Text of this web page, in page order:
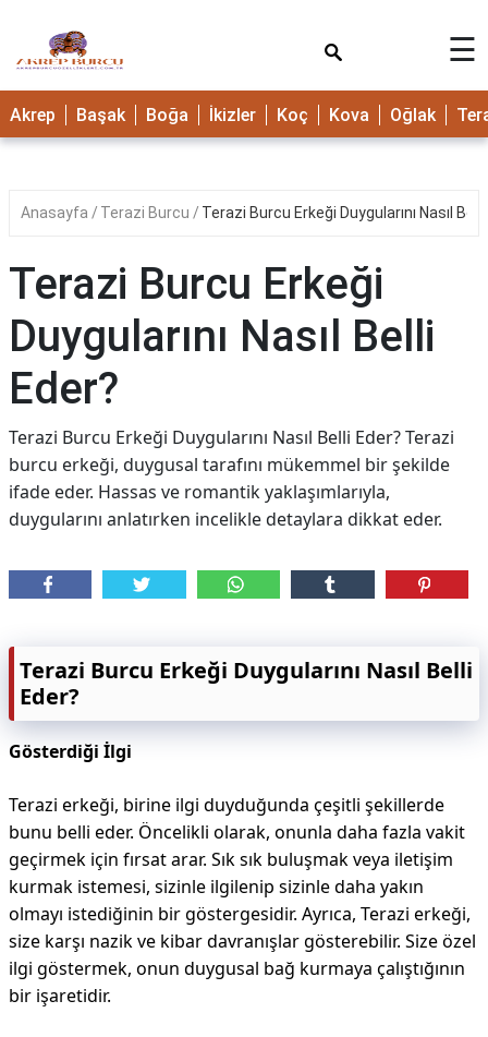
☰
Akrep Başak Boğa İkizler Koç Kova Oğlak
Anasayfa Terazi Burcu Terazi Burcu Erkeği Duygularını Nasıl
Terazi Burcu Erkeği
Duygularını Nasıl Belli
Eder?
Terazi Burcu Erkeği Duygularını Nasıl Belli Eder? Terazi
burcu erkeği, duygusal tarafını mükemmel bir şekilde
ifade eder. Hassas ve romantik yaklaşımlarıyla,
duygularını anlatırken incelikle detaylara dikkat eder.
Terazi Burcu Erkeği Duygularını Nasıl Belli
Eder?
Gösterdiği İlgi
Terazi erkeği, birine ilgi duyduğunda çeşitli şekillerde
bunu belli eder. Öncelikli olarak, onunla daha fazla vakit
geçirmek için fırsat arar. Sık sık buluşmak veya iletişim
kurmak istemesi, sizinle ilgilenip sizinle daha yakın
olmayı istediğinin bir göstergesidir. Ayrıca, Terazi erkeği,
size karşı nazik ve kibar davranışlar gösterebilir. Size özel
ilgi göstermek, onun duygusal bağ kurmaya çalıştığının
bir işaretidir.